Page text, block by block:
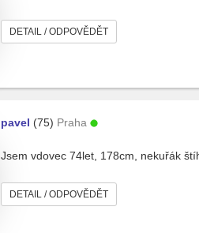
DETAIL / ODPOVĚDĚT
pavel (75) Praha
Jsem vdovec 74let, 178cm, nekuřák
DETAIL / ODPOVĚDĚT